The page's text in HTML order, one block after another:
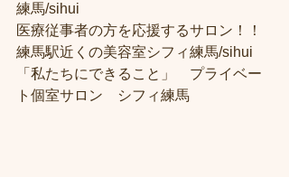
練馬/sihui
医療従事者の方を応援するサロン！！
練馬駅近くの美容室シフィ練馬/sihui
「私たちにできること」　プライベー
ト個室サロン　シフィ練馬